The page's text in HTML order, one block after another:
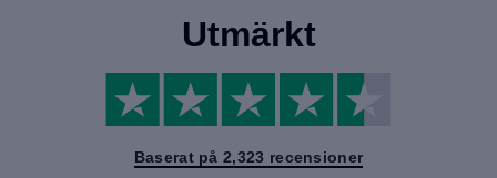
Utmärkt
Baserat på 2,323 recensioner